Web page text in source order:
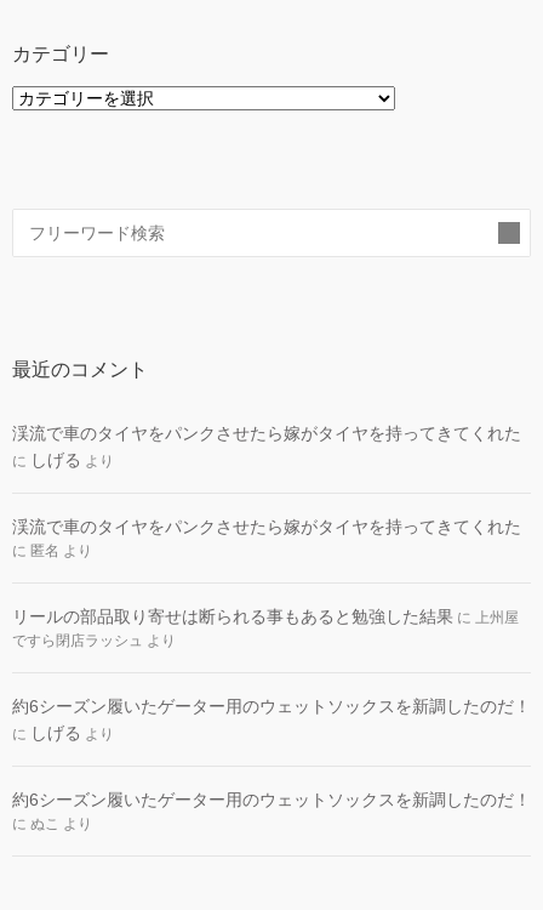
カテゴリー
カ
最近のコメント
渓流で車のタイヤをパンクさせたら嫁がタイヤを持ってきてくれた
に しげる より
渓流で車のタイヤをパンクさせたら嫁がタイヤを持ってきてくれた
に 匿名 より
リールの部品取り寄せは断られる事もあると勉強した結果 に
上州屋
ですら閉店ラッシュ
より
約6シーズン履いたゲーター用のウェットソックスを新調したのだ！
に しげる より
約6シーズン履いたゲーター用のウェットソックスを新調したのだ！
に ぬこ より